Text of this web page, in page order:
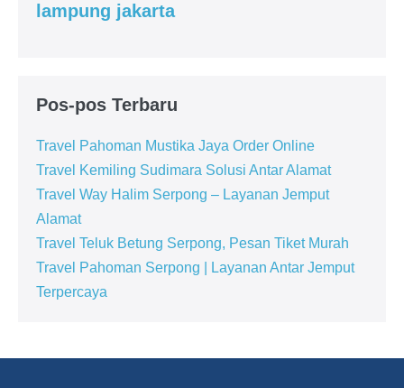
lampung jakarta
Pos-pos Terbaru
Travel Pahoman Mustika Jaya Order Online
Travel Kemiling Sudimara Solusi Antar Alamat
Travel Way Halim Serpong – Layanan Jemput
Alamat
Travel Teluk Betung Serpong, Pesan Tiket Murah
Travel Pahoman Serpong | Layanan Antar Jemput
Terpercaya